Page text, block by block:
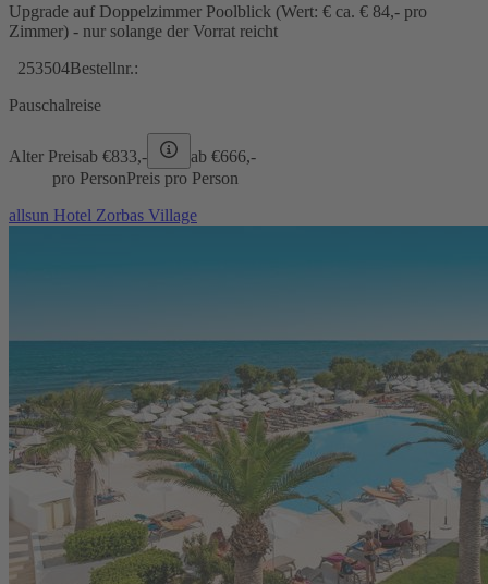
Upgrade auf Doppelzimmer Poolblick (Wert: € ca. € 84,- pro
Zimmer) - nur solange der Vorrat reicht
253504Bestellnr.:
Pauschalreise
Alter Preisab €833,- ab €666,-
pro PersonPreis pro Person
allsun Hotel Zorbas Village